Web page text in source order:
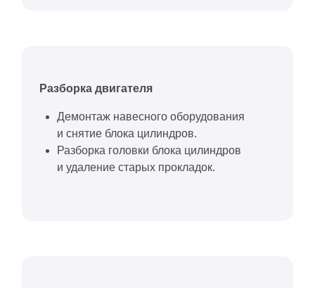
Разборка двигателя
Демонтаж навесного оборудования
и снятие блока цилиндров.
Разборка головки блока цилиндров
и удаление старых прокладок.